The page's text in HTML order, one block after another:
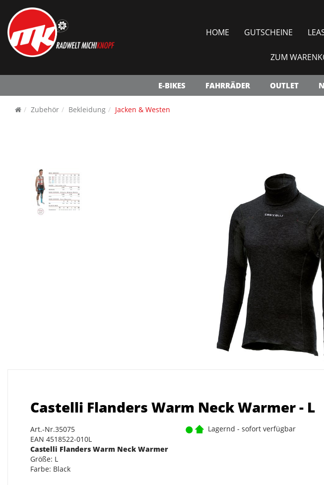
HOME GUTSCHEINE
ZUM
E-BIKES FAHRRÄDER OUTLET
Zubehör Bekleidung Jacken & Westen
Castelli Flanders Warm Neck Warmer - L
Art.-Nr.35075
EAN 4518522-010L
Castelli Flanders Warm Neck Warmer
Größe: L
Farbe: Black
Lagernd - sofort verfügbar